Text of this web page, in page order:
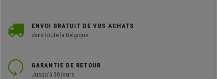
ENVOI GRATUIT DE VOS ACHATS
dans toute la Belgique
GARANTIE DE RETOUR
Jusqu'à 30 jours